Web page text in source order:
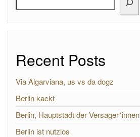
Recent Posts
Via Algarviana, us vs da dogz
Berlin kackt
Berlin, Hauptstadt der Versager*innen
Berlin ist nutzlos